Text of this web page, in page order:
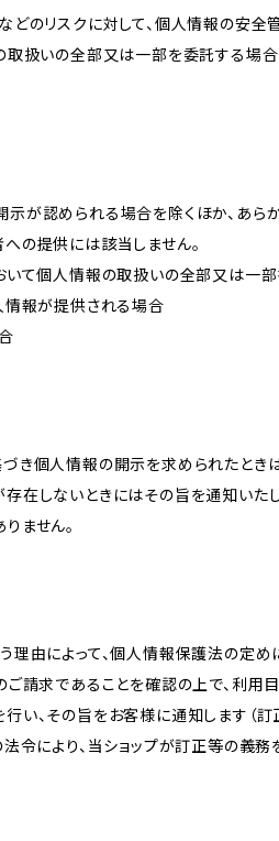
どのリスクに対して、個人情報の安
取扱いの全部又は一部を委託する場
が認められる場合を除くほか、あ
の提供には該当しません。
いて個人情報の取扱いの全部又は一
情報が提供される場合
き個人情報の開示を求められたとき
在しないときにはその旨を通知いたし
ません。
理由によって、個人情報保護法の定
ご請求であることを確認の上で、利
い、その旨をお客様に通知します（
令により、当ショップが訂正等の義